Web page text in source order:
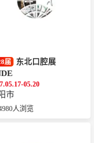
届 东北口腔展
05.20
市
人浏览